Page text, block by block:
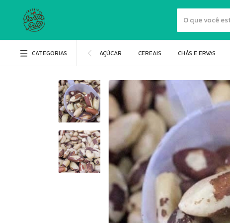
CATEGORIAS AÇÚCAR CEREAIS CHÁS E ERVAS